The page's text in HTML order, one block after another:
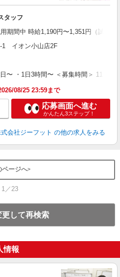
タッフ
期間中 時給1,190円〜1,351円（試用
1 イオン小山店2F
〜 ・1日3時間〜 ＜募集時間＞ 11:00
08/25 23:59まで
応募画面へ進む
かんたん3ステップ！
会社ジーフット の他の求人をみる
ページへ
1／23
更して再検索
情報